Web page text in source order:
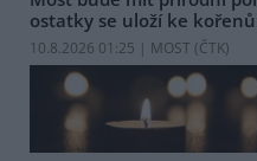
ostatky se uloží ke
10.8.2026 01:25 | MOST (ČTK)